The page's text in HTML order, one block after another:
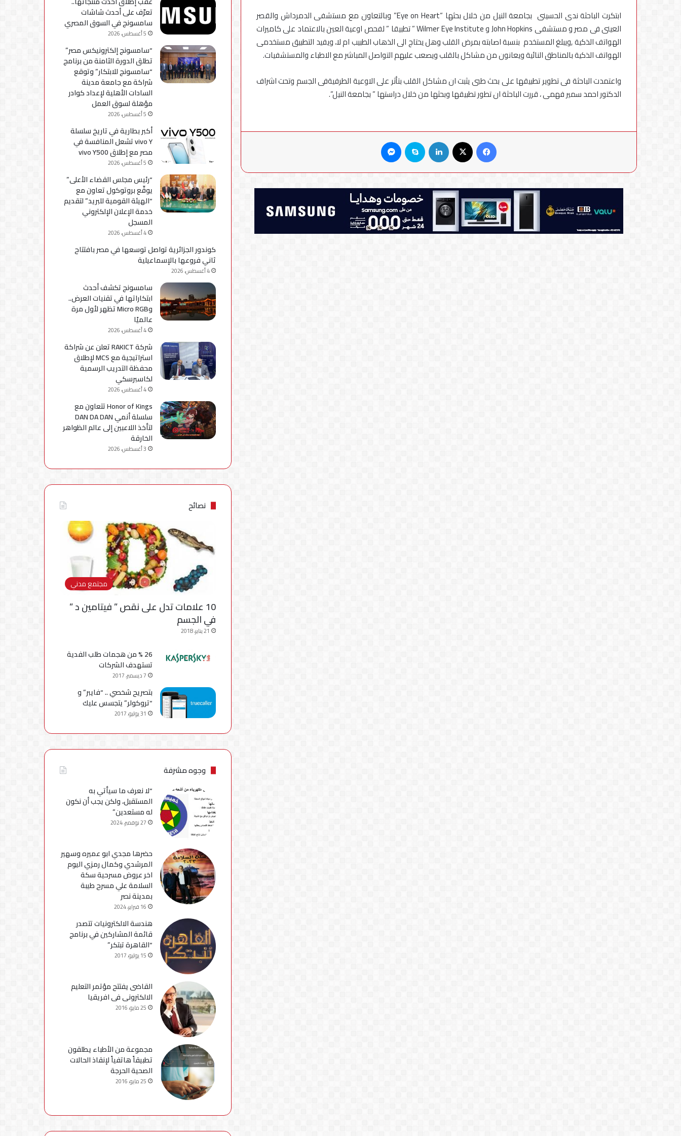
ابتكرت الباحثة ندى الحسينى بجامعة النيل من خلال بحثها “Eye on Heart” وبالتعاون مع مستشفى الدمرداش والقصر
العينى فى مصر و مستشفى John Hopkins و Wilmer Eye Institute ” تطبيقا ” لفحص اوعية العين بالاعتماد على كاميرات
الهواتف الذكية ,ويبلغ المستخدم بنسبة اصابته بمرض القلب وهل يحتاج الى الذهاب الطبيب ام لا، ويفيد التطبيق مستخدمى
الهواتف الذكية بالمناطق النائية ويعانون من مشاكل بالقلب ويصعب عليهم التواصل المباشر مع الاطباء والمستشفيات.
واعتمدت الباحثة فى تطوير تطبيقها على بحث طبى يثبت ان مشاكل القلب بتأثر على الاوعية الطرفيةفى الجسم وتحت اشراف
الدكتور احمد سمير فهمى ، قررت الباحثة ان تطور تطبيقها وبحثها من خلال دراستها ” بجامعة النيل”.
فيسبوك لينكدإن سكايب
مصر
تعرّف على أحدث شاشات
سامسونج في السوق المصري
5 أغسطس، 2026
“سامسونج إلكترونيكس مصر”
تطلق الدورة الثامنة من برنامج
“سامسونج للابتكار” وتوقع
شراكة مع جامعة مدينة
السادات الأهلية لإعداد كوادر
مؤهلة لسوق العمل
5 أغسطس، 2026
أكبر بطارية في تاريخ سلسلة
vivo Y تشعل المنافسة في
مصر مع إطلاق vivo Y500
5 أغسطس، 2026
“رئيس مجلس القضاء الأعلى”
يوقّع بروتوكول تعاون مع
“الهيئة القومية للبريد” لتقديم
خدمة الإعلان الإلكتروني
المسجل
4 أغسطس، 2026
كوندور الجزائرية تواصل توسعها في مصر بافتتاح
ثاني فروعها بالإسماعيلية
4 أغسطس، 2026
سامسونج تكشف أحدث
ابتكاراتها في تقنيات العرض..
وMicro RGB تظهر لأول مرة
عالميًا
4 أغسطس، 2026
شركة RAKICT تعلن عن شراكة
استراتيجية مع MCS لإطلاق
محفظة التدريب الرسمية
لكاسبرسكي
4 أغسطس، 2026
Honor of Kings تتعاون مع
سلسلة أنمي DAN DA DAN
لتأخذ اللاعبين إلى عالم الظواهر
الخارقة
3 أغسطس، 2026
نصائح
مجتمع مدني
10 علامات تدل على نقص ” فيتامين د ”
في الجسم
21 يناير، 2018
26 % من هجمات طلب الفدية
تستهدف الشركات
7 ديسمبر، 2017
بتصريح شخصي .. “فايبر” و
“تروكولر” يتجسس عليك
31 يوليو، 2017
وجوه مشرفة
“لا نعرف ما سيأتي به
المستقبل، ولكن يجب أن نكون
له مستعدين”
27 نوفمبر، 2024
حضرها مجدي ابو عميره وسهير
المرشدي وكمال رمزي اليوم
اخر عروض مسرحية سكة
السلامة علي مسرح طيبة
بمدينة نصر
16 فبراير، 2024
هندسة الالكترونيات تتصدر
قائمة المشاركين في برنامج
“القاهرة تبتكر”
15 يوليو، 2017
القاضى يفتتح مؤتمر التعليم
الالكترونى فى افريقيا
25 مايو، 2016
مجموعة من الأطباء يطلقون
تطبيقاً هاتفياً لإنقاذ الحالات
الصحية الحرجة
25 مايو، 2016